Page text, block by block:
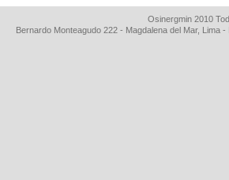
Osinergmin 2010
Bernardo Monteagudo 222 - Magdalena del Mar, Lima